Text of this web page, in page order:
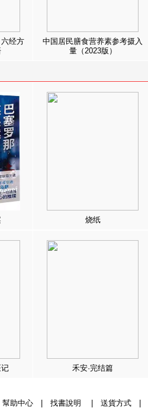
经方
中国居民膳食营养素参考摄入
量（2023版）
烧纸
禾安·完结篇
幫助中心| 找書說明 送貨方式|